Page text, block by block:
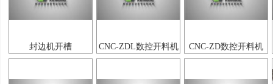
封边机开槽
CNC-ZDL数控开料机
（两轴+钻包）
CNC-ZD数控开料机
（直排换刀）